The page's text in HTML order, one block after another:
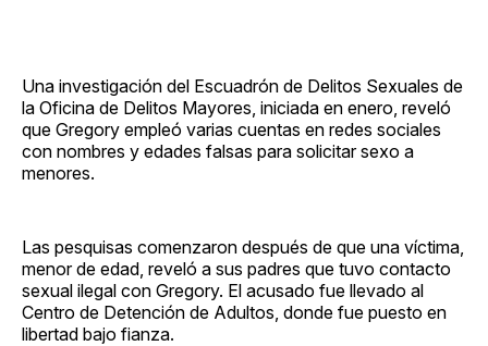
Una investigación del Escuadrón de Delitos Sexuales de
la Oficina de Delitos Mayores, iniciada en enero, reveló
que Gregory empleó varias cuentas en redes sociales
con nombres y edades falsas para solicitar sexo a
menores.
Las pesquisas comenzaron después de que una víctima,
menor de edad, reveló a sus padres que tuvo contacto
sexual ilegal con Gregory. El acusado fue llevado al
Centro de Detención de Adultos, donde fue puesto en
libertad bajo fianza.